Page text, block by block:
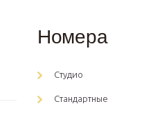
Номера
Студио
Стандартные